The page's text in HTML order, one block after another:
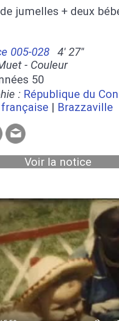
jumelles + deux
005-028
4' 27''
- Couleur
50
: République du
| Brazzaville
Voir la notice